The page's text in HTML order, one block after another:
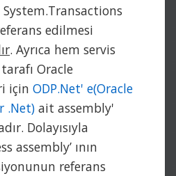
edilmesi
. Ayrıca hem servis
Oracle
için ODP.Net' e(Oracle
.Net) ait assembly'
Dolayısıyla
assembly’ ının
referans